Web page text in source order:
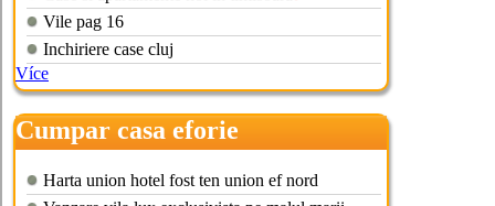
Vile pag 16
Inchiriere case cluj
Více
Cumpar casa eforie
Harta union hotel fost ten union ef nord